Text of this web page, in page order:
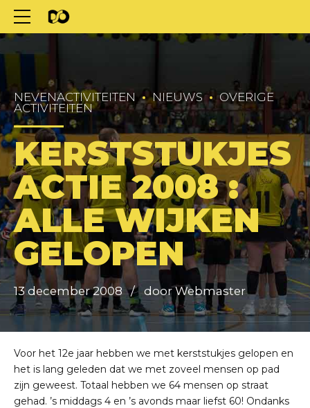
NEVENACTIVITEITEN NIEUWS
OVERIGE
ACTIVITEITEN
KERSTSTUKJES
ACTIE 2008 :
ALLE WIJKEN
GELOPEN
13 december 2008 door Webmaster
Voor het 12e jaar hebben we met kerststukjes gelopen en
het is lang geleden dat we met zoveel mensen op pad
zijn geweest. Totaal hebben we 64 mensen op straat
gehad. ’s middags 4 en ’s avonds maar liefst 60! Ondanks